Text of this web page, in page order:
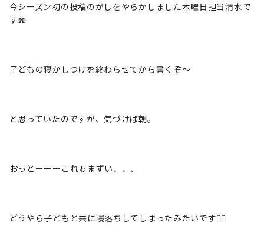
今シーズン初の投稿のがしをやらかしました木曜日担当清水で
す🫨
子どもの寝かしつけを終わらせてから書くぞ〜
と思っていたのですが、気づけば朝。
おっとーーーこれゎまずい、、、
どうやら子どもと共に寝落ちしてしまったみたいです🤦‍♀️